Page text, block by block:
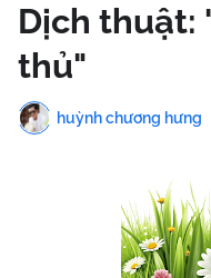
Dịch thuật:
thủ"
huỳnh chương hưng